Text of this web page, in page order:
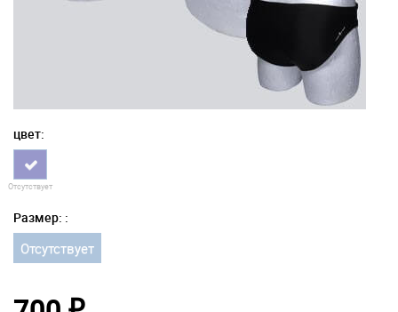
цвет:
Отсутствует
Размер: :
Отсутствует